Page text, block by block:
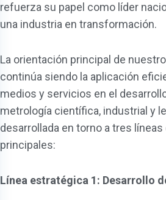
refuerza su papel como líder
una industria en transformación.
La orientación principal de
continúa siendo la aplicación
medios y servicios en el
metrología científica, industrial y
desarrollada en torno a tres
principales:
Línea estratégica 1: Desarrollo